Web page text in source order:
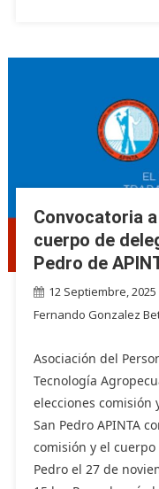
Convocatoria
cuerpo de
Pedro de
12 Septiembre, 2025
Fernando Gonzalez
Asociación del
Tecnología
elecciones comisión
San Pedro APINTA
comisión y el
Pedro el 27 de